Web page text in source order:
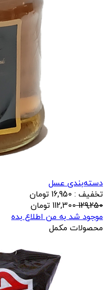
دسته‌بندی عسل
تخفیف : 16,950 تومان
129,250
112,300 تومان
موجود شد به من اطلاع بده
محصولات مکمل